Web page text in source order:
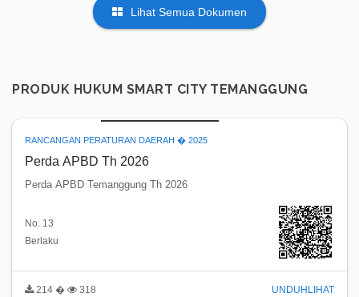
Lihat Semua Dokumen
PRODUK HUKUM SMART CITY TEMANGGUNG
RANCANGAN PERATURAN DAERAH � 2025
Perda APBD Th 2026
Perda APBD Temanggung Th 2026
No. 13
Berlaku
214 � 318 UNDUH LIHAT